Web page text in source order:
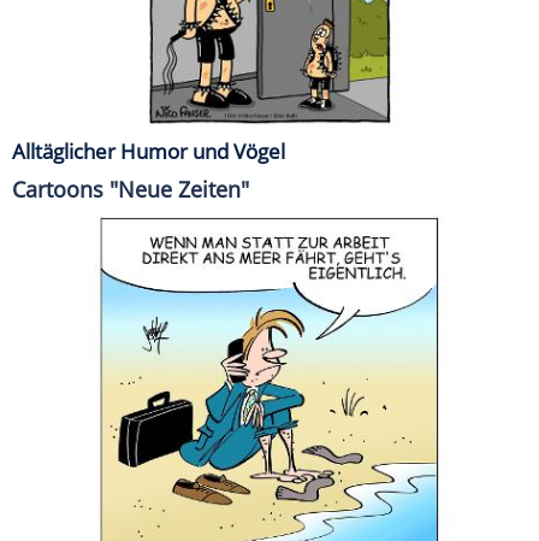
Alltäglicher Humor und Vögel
Cartoons "Neue Zeiten"